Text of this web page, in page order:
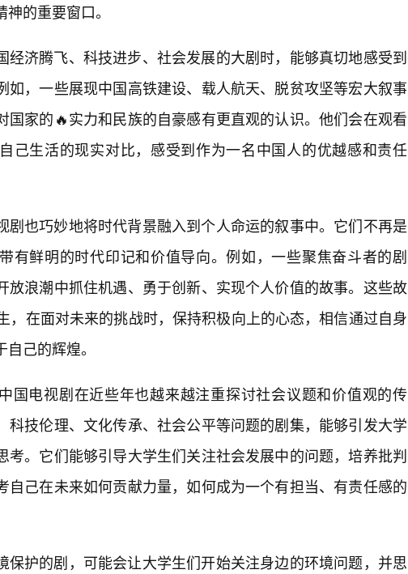
的重要窗口。
经济腾飞、科技进步、社会发展的大剧时，能够真切地感受到
如，一些展现中国高铁建设、载人航天、脱贫攻坚等宏大叙事
国家的🔥实力和民族的自豪感有更直观的认识。他们会在观看
己生活的现实对比，感受到作为一名中国人的优越感和责任
剧也巧妙地将时代背景融入到个人命运的叙事中。它们不再是
有鲜明的时代印记和价值导向。例如，一些聚焦奋斗者的剧
放浪潮中抓住机遇、勇于创新、实现个人价值的故事。这些故
，在面对未来的挑战时，保持积极向上的心态，相信通过自身
己的辉煌。
国电视剧在近些年也越来越注重探讨社会议题和价值观的传
科技伦理、文化传承、社会公平等问题的剧集，能够引发大学
考。它们能够引导大学生们关注社会发展中的问题，培养批判
自己在未来如何贡献力量，如何成为一个有担当、有责任感的
保护的剧，可能会让大学生们开始关注身边的环境问题，并思